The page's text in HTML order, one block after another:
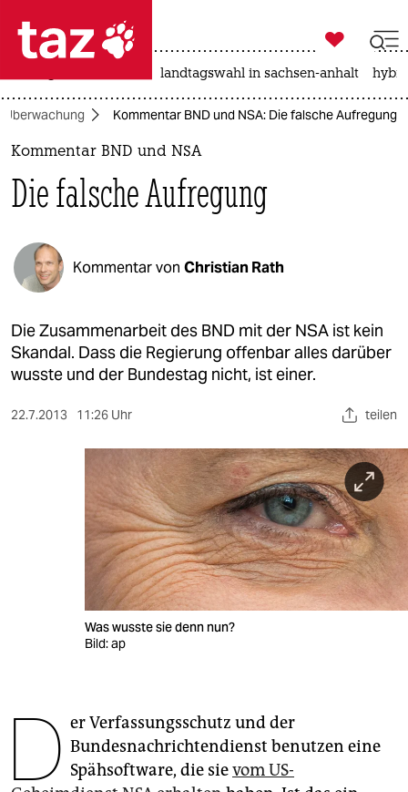
 taz zahl ich
taz zahl ich
politik
öko
gesellschaft
kultur
sport
berlin
veranstaltungen
unterstützen
genossenschaft

taz zahl ich
landtagswahl in sachsen-anhalt
Überwachung Kommentar BND und NSA: Die falsche Aufregung
Kommentar BND und NSA
Die falsche Aufregung
Kommentar von Christian Rath
Die Zusammenarbeit des BND mit der NSA ist kein
Skandal. Dass die Regierung offenbar alles darüber
wusste und der Bundestag nicht, ist einer.
22.7.2013 11:26 Uhr teilen
Was wusste sie denn nun?
Bild: ap
D er Verfassungsschutz und der
Bundesnachrichtendienst benutzen eine
Spähsoftware, die sievom US-